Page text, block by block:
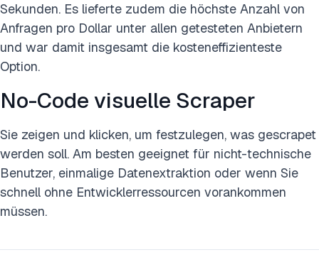
Sekunden. Es lieferte zudem die höchste Anzahl von
Anfragen pro Dollar unter allen getesteten Anbietern
und war damit insgesamt die kosteneffizienteste
Option.
No-Code visuelle Scraper
Sie zeigen und klicken, um festzulegen, was gescrapet
werden soll. Am besten geeignet für nicht-technische
Benutzer, einmalige Datenextraktion oder wenn Sie
schnell ohne Entwicklerressourcen vorankommen
müssen.